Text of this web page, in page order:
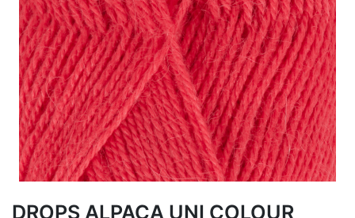
DROPS ALPACA UNI COLOUR